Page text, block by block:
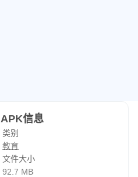
شعلة - درّب عقلك يومياً APK信息
类别
教育
文件大小
92.7 MB